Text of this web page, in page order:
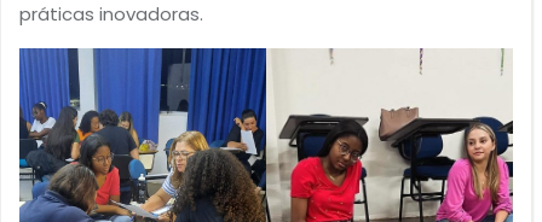
práticas inovadoras.